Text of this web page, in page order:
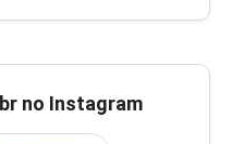
no Instagram